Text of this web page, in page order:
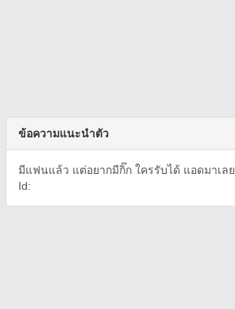
ข้อความแนะนำตัว
มีแฟนแล้ว แต่อยากมีกิ๊ก ใครรับได้ แอดมาเลย
Id: